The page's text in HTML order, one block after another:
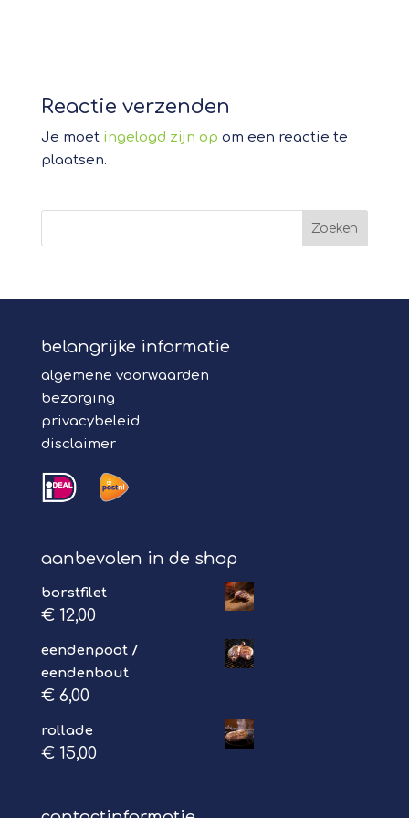
Reactie verzenden
Je moet ingelogd zijn op om een reactie te
plaatsen.
belangrijke informatie
algemene voorwaarden
bezorging
privacybeleid
disclaimer
aanbevolen in de shop
borstfilet
€12,00
eendenpoot /
eendenbout
€6,00
rollade
€15,00